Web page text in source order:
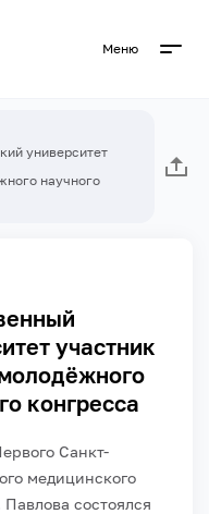
Меню
университет
научного
участник
конгресса
Санкт-
медицинского
состоялся